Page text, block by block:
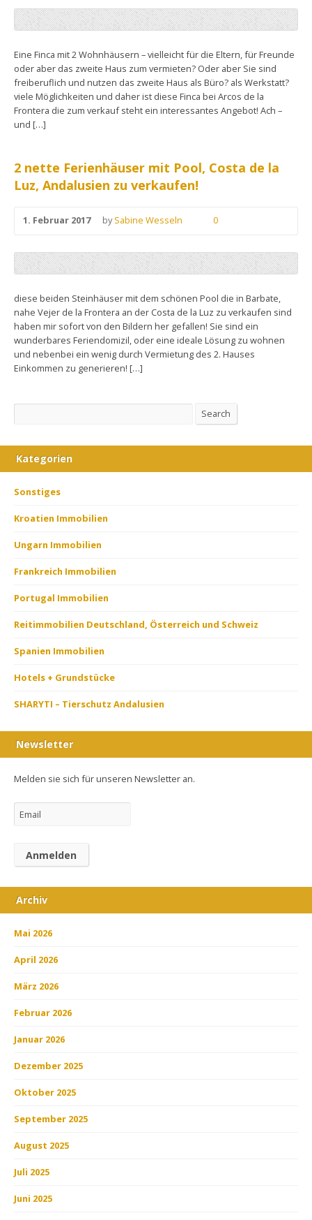
Eine Finca mit 2 Wohnhäusern – vielleicht für die Eltern, für Freunde
oder aber das zweite Haus zum vermieten? Oder aber Sie sind
freiberuflich und nutzen das zweite Haus als Büro? als Werkstatt?
viele Möglichkeiten und daher ist diese Finca bei Arcos de la
Frontera die zum verkauf steht ein interessantes Angebot! Ach –
und […]
2 nette Ferienhäuser mit Pool, Costa de la
Luz, Andalusien zu verkaufen!
1. Februar 2017 bySabine Wesseln 0
diese beiden Steinhäuser mit dem schönen Pool die in Barbate,
nahe Vejer de la Frontera an der Costa de la Luz zu verkaufen sind
haben mir sofort von den Bildern her gefallen! Sie sind ein
wunderbares Feriendomizil, oder eine ideale Lösung zu wohnen
und nebenbei ein wenig durch Vermietung des 2. Hauses
Einkommen zu generieren! […]
Search
Kategorien
Sonstiges
Kroatien Immobilien
Ungarn Immobilien
Frankreich Immobilien
Portugal Immobilien
Reitimmobilien Deutschland, Österreich und Schweiz
Spanien Immobilien
Hotels + Grundstücke
SHARYTI – Tierschutz Andalusien
Newsletter
Melden sie sich für unseren Newsletter an.
Archiv
Mai 2026
April 2026
März 2026
Februar 2026
Januar 2026
Dezember 2025
Oktober 2025
September 2025
August 2025
Juli 2025
Juni 2025